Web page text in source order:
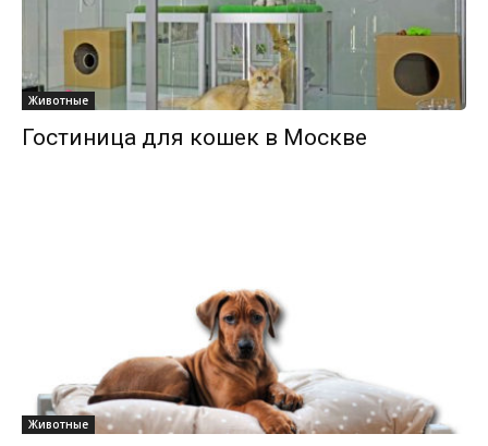
Животные
Гостиница для кошек в Москве
Животные